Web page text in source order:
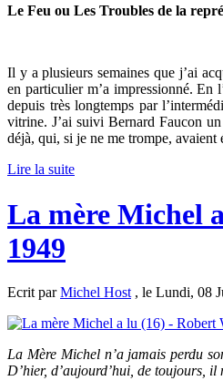
Le Feu ou Les Troubles de la
Il y a plusieurs semaines que j’ai
en particulier m’a impressionné. En
depuis très longtemps par
vitrine. J’ai suivi Bernard Faucon
déjà, qui, si je ne me trompe,
Lire la suite
La mère Michel
1949
Ecrit parMichel Host , le Lundi, 08
La Mère Michel n’a jamais perdu
D’hier, d’aujourd’hui, de toujours,